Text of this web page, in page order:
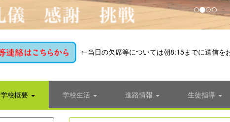
←当日の欠席等については朝8:15までに送信を
学校概要 学校生活 進路情報 生徒指導